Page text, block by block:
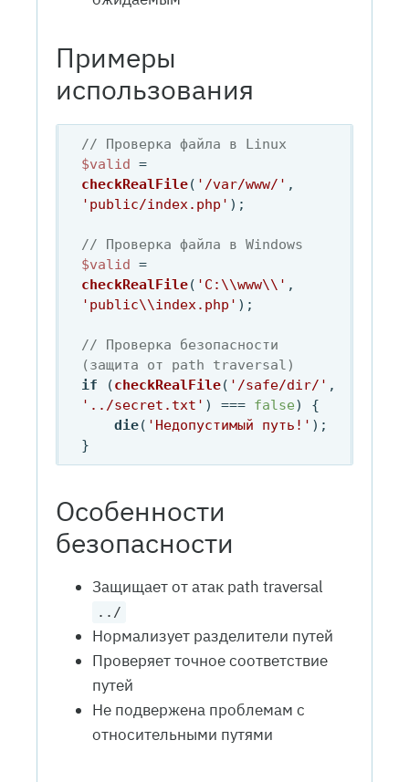
Примеры
использования
// Проверка файла в Linux
$valid
checkRealFile( '/var/www/'
'public/index.php' );
// Проверка файла в Windows
$valid
checkRealFile( 'C:\\www\\'
'public\\index.php' );
// Проверка безопасности
(защита от path traversal)
if (checkRealFile( '/safe/dir/'
'../secret.txt' ) === false) {
die( 'Недопустимый путь!' );
Особенности
безопасности
Защищает от атак path traversal
../
Нормализует разделители путей
Проверяет точное соответствие
путей
Не подвержена проблемам с
относительными путями